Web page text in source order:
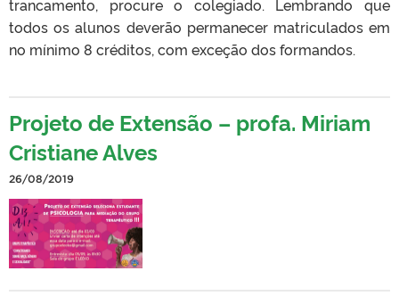
trancamento, procure o colegiado. Lembrando que
todos os alunos deverão permanecer matriculados em
no mínimo 8 créditos, com exceção dos formandos.
Projeto de Extensão – profa. Miriam
Cristiane Alves
26/08/2019